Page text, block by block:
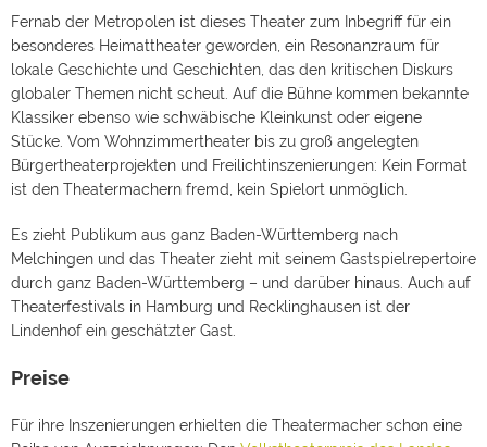
Fernab der Metropolen ist dieses Theater zum Inbegriff für ein
besonderes Heimattheater geworden, ein Resonanzraum für
lokale Geschichte und Geschichten, das den kritischen Diskurs
globaler Themen nicht scheut. Auf die Bühne kommen bekannte
Klassiker ebenso wie schwäbische Kleinkunst oder eigene
Stücke. Vom Wohnzimmertheater bis zu groß angelegten
Bürgertheaterprojekten und Freilichtinszenierungen: Kein Format
ist den Theatermachern fremd, kein Spielort unmöglich.
Es zieht Publikum aus ganz Baden-Württemberg nach
Melchingen und das Theater zieht mit seinem Gastspielrepertoire
durch ganz Baden-Württemberg – und darüber hinaus. Auch auf
Theaterfestivals in Hamburg und Recklinghausen ist der
Lindenhof ein geschätzter Gast.
Preise
Für ihre Inszenierungen erhielten die Theatermacher schon eine